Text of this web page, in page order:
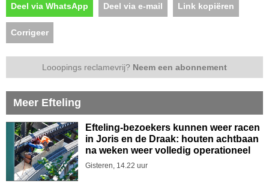
Deel via WhatsApp Deel via e-mail Link kopiëren
Corrigeer
Looopings reclamevrij? Neem een abonnement
Meer Efteling
Efteling-bezoekers kunnen weer racen
in Joris en de Draak: houten achtbaan
na weken weer volledig operationeel
Gisteren, 14.22 uur